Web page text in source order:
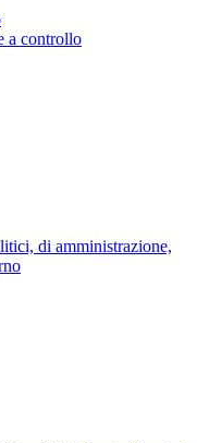
a controllo
di amministrazione,